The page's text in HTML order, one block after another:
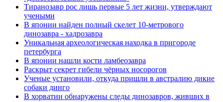
Тиранозавр рос лишь первые 5 лет жизни, утверждают
учеными
В японии найден полный скелет 10-метрового
динозавра - хадрозавра
Уникальная археологическая находка в пригороде
петербурга
В японии нашли кости ламбеозавра
Раскрыт секрет гибели чёрных носорогов
Ученые установили, откуда пришли в австралию дикие
собаки динго
В хорватии обнаружены следы динозавров, живших в